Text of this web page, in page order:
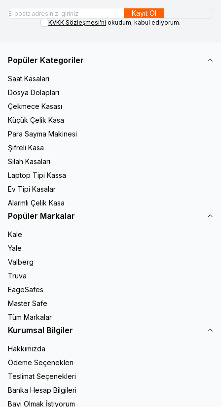
Kayıt Ol
KVKK Sözleşmesi'ni okudum, kabul ediyorum.
Popüler Kategoriler
Saat Kasaları
Dosya Dolapları
Çekmece Kasası
Küçük Çelik Kasa
Para Sayma Makinesi
Şifreli Kasa
Silah Kasaları
Laptop Tipi Kassa
Ev Tipi Kasalar
Alarmlı Çelik Kasa
Popüler Markalar
Kale
Yale
Valberg
Truva
EageSafes
Master Safe
Tüm Markalar
Kurumsal Bilgiler
Hakkımızda
Ödeme Seçenekleri
Teslimat Seçenekleri
Banka Hesap Bilgileri
Bayi Olmak İstiyorum